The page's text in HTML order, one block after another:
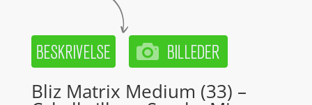
Bliz Matrix Medium (33) –